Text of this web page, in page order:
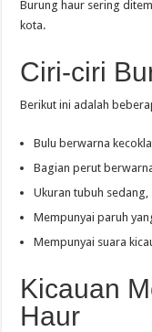
Burung haur sering
kota.
Ciri-ciri
Berikut ini adalah
Bulu berwarna
Bagian perut
Ukuran tubuh sedang,
Mempunyai paruh
Mempunyai suara
Kicauan
Haur